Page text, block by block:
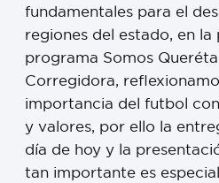
fundamentales para el
regiones del estado, en
programa Somos
Corregidora,
importancia del futbol
y valores, por ello la
día de hoy y la
tan importante es